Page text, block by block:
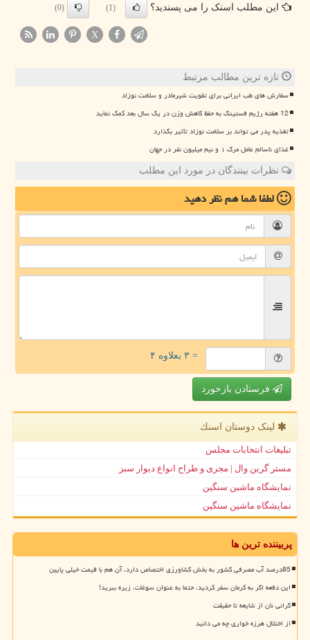
این مطلب اسنک را می پسندید؟ (1)
(0)
X
تازه ترین مطالب مرتبط
سفارش های طب ایرانی برای تقویت شیرمادر و سلامت نوزاد
12 هفته رژیم فستینگ به حفظ کاهش وزن در یک سال بعد کمک نماید
تغذیه پدر می تواند بر سلامت نوزاد تأثیر بگذارد
غذای ناسالم عامل مرگ ۱ و نیم میلیون نفر در جهان
نظرات بینندگان در مورد این مطلب
لطفا شما همنظر دهید
= ۳ بعلاوه ۴
فرستادن بازخورد
لینک دوستان اسنك
تبلیغات انتخابات مجلس
مستر گرین وال | مجری و طراح انواع دیوار سبز
نمایشگاه ماشین سنگین
نمایشگاه ماشین سنگین
پربیننده ترین ها
85درصد آب مصرفی کشور به بخش کشاورزی اختصاص دارد، آن هم با قیمت خیلی پایین
این دفعه اگر به کرمان سفر کردید، حتما به عنوان سوغات، زیره ببرید!
گرانی نان از شایعه تا حقیقت
از اختلال هرزه خواری چه می دانید